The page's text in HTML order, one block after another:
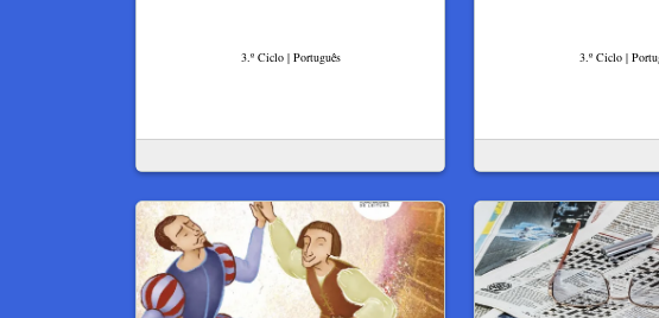
3.º Ciclo | Português 3.º Ciclo |